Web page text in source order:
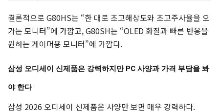
결론적으로 G80HS는 “한 대로 초고해상도와 초고주사율을 오
가는 모니터”에 가깝고, G80SH는 “OLED 화질과 빠른 반응을
원하는 게이머용 모니터”에 가깝다.
삼성 오디세이 신제품은 강력하지만 PC 사양과 가격 부담을 봐
야 한다
삼성 2026 오디세이 신제품은 사양만 보면 매우 강력하다.